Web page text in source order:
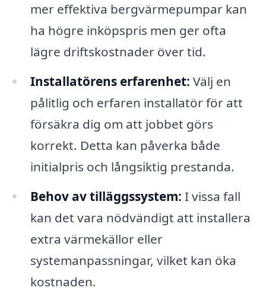
mer effektiva bergvärmepumpar kan
ha högre inköpspris men ger ofta
lägre driftskostnader över tid.
Installatörens erfarenhet: Välj en
pålitlig och erfaren installatör för att
försäkra dig om att jobbet görs
korrekt. Detta kan påverka både
initialpris och långsiktig prestanda.
Behov av tilläggssystem: I vissa fall
kan det vara nödvändigt att installera
extra värmekällor eller
systemanpassningar, vilket kan öka
kostnaden.